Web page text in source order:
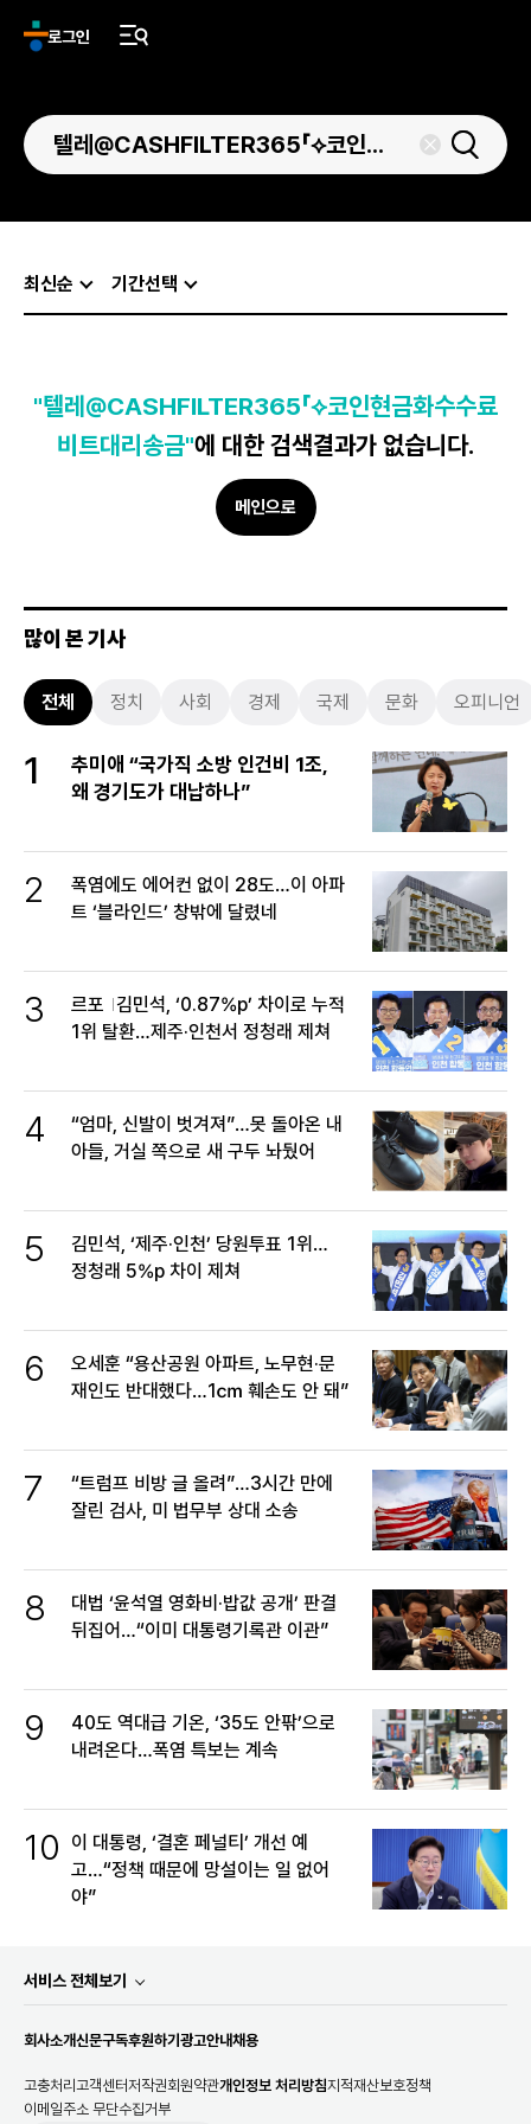
로그인
최신순 기간선택
"텔레@CASHFILTER365「⟡코인현금화수수료
비트대리송금"에 대한 검색결과가 없습니다.
메인으로
많이 본 기사
전체 정치 사회 경제 국제 문화 오피니언
1
추미애 “국가직 소방 인건비 1조,
왜 경기도가 대납하나”
2
폭염에도 에어컨 없이 28도…이 아파
트 ‘블라인드’ 창밖에 달렸네
3 르포 김민석, ‘0.87%p’ 차이로 누적
1위 탈환…제주·인천서 정청래 제쳐
4
“엄마, 신발이 벗겨져”…못 돌아온 내
아들, 거실 쪽으로 새 구두 놔뒀어
5
김민석, ‘제주·인천’ 당원투표 1위…
정청래 5%p 차이 제쳐
6
오세훈 “용산공원 아파트, 노무현·문
재인도 반대했다…1㎝ 훼손도 안 돼”
7
“트럼프 비방 글 올려”…3시간 만에
잘린 검사, 미 법무부 상대 소송
8
대법 ‘윤석열 영화비·밥값 공개’ 판결
뒤집어…“이미 대통령기록관 이관”
9
40도 역대급 기온, ‘35도 안팎’으로
내려온다…폭염 특보는 계속
10
이 대통령, ‘결혼 페널티’ 개선 예
고…“정책 때문에 망설이는 일 없어
야”
서비스 전체보기
회사소개신문구독후원하기 광고안내채용
고충처리 고객센터저작권회원약관개인정보 처리방침지적재산보호정책
이메일주소 무단수집거부